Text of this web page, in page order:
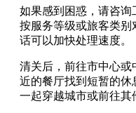
如果感到困惑，请咨询
按服务等级或旅客类
话可以加快处理速度。
清关后，前往市中心
近的餐厅找到短暂的休
一起穿越城市或前往其